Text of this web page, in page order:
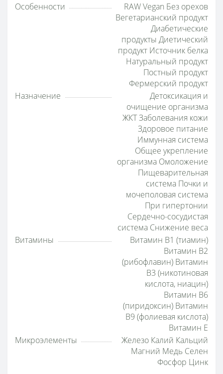
Особенности
RAW Vegan Без орехов
Вегетарианский продукт
Диабетические
продукты Диетический
продукт Источник белка
Натуральный продукт
Постный продукт
Фермерский продукт
Назначение
Детоксикация и
очищение организма
ЖКТ Заболевания кожи
Здоровое питание
Иммунная система
Общее укрепление
организма Омоложение
Пищеварительная
система Почки и
мочеполовая система
При гипертонии
Сердечно-сосудистая
система Снижение веса
Витамины
Витамин B1 (тиамин)
Витамин B2
(рибофлавин) Витамин
B3 (никотиновая
кислота, ниацин)
Витамин B6
(пиридоксин) Витамин
B9 (фолиевая кислота)
Витамин E
Микроэлементы
Железо Калий Кальций
Магний Медь Селен
Фосфор Цинк